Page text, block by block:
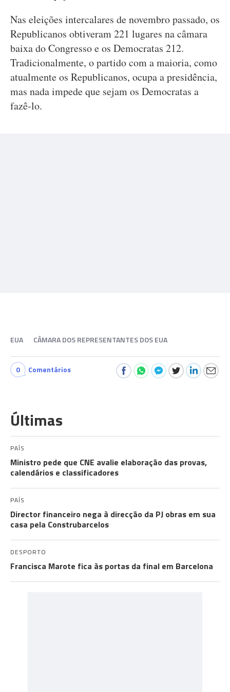
Nas eleições intercalares de novembro passado, os
Republicanos obtiveram 221 lugares na câmara
baixa do Congresso e os Democratas 212.
Tradicionalmente, o partido com a maioria, como
atualmente os Republicanos, ocupa a presidência,
mas nada impede que sejam os Democratas a
fazê-lo.
EUA CÂMARA DOS REPRESENTANTES DOS EUA
0 Comentários
Últimas
PAÍS
Ministro pede que CNE avalie elaboração das provas,
calendários e classificadores
PAÍS
Director financeiro nega à direcção da PJ obras em sua
casa pela Construbarcelos
DESPORTO
Francisca Marote fica às portas da final em Barcelona